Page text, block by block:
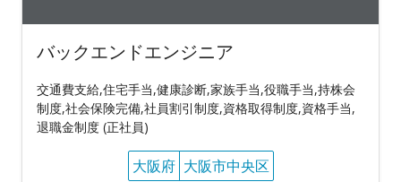
バックエンドエンジニア
交通費支給,住宅手当,健康診断,家族手当,役職手当,持株会
制度,社会保険完備,社員割引制度,資格取得制度,資格手当,
退職金制度 (正社員)
大阪府 大阪市中央区